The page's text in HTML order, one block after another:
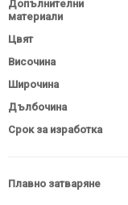
Допълнителни
материали
Цвят
Височина
Широчина
Дълбочина
Срок за изработка
Плавно затваряне